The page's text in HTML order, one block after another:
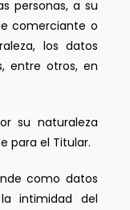
personas, a su
comerciante o
los datos
entre otros, en
su naturaleza
para el Titular.
como datos
intimidad del